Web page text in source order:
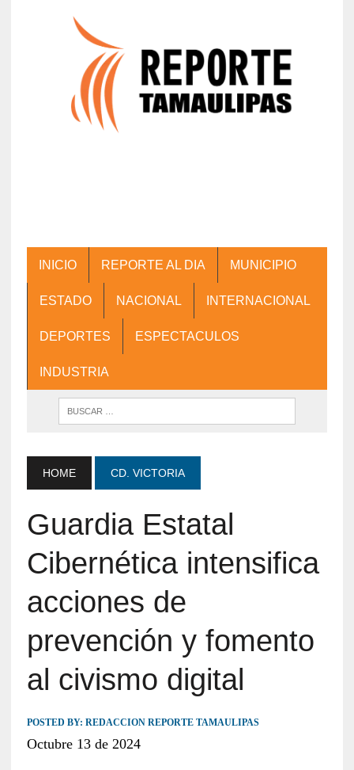
INICIO REPORTE AL DIA MUNICIPIO
ESTADO NACIONAL INTERNACIONAL
DEPORTES ESPECTACULOS
INDUSTRIA
HOME CD. VICTORIA
Guardia Estatal
Cibernética intensifica
acciones de
prevención y fomento
al civismo digital
POSTED BY: REDACCION REPORTE TAMAULIPAS
Octubre 13 de 2024